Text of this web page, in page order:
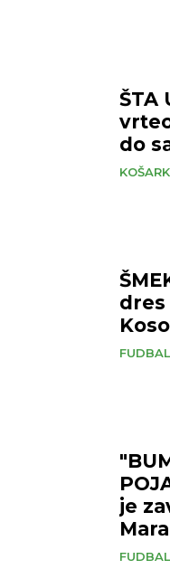
ŠTA
do
FUDBAL
dres
FUDBAL
je